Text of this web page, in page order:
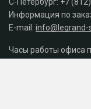
Информация по
E-mail: info@legrand-
Часы работы офиса